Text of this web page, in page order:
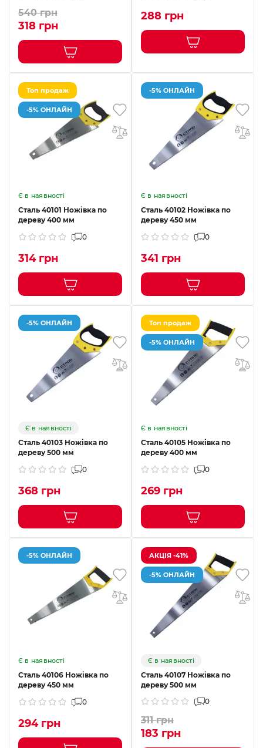
540 грн
318 грн
288 грн
Топ продаж
-5% ОНЛАЙН
Є в наявності
Сталь 40101 Ножівка по
дереву 400 мм
0
314 грн
-5% ОНЛАЙН
Є в наявності
Сталь 40102 Ножівка по
дереву 450 мм
0
341 грн
-5% ОНЛАЙН
Є в наявності
Сталь 40103 Ножівка по
дереву 500 мм
0
368 грн
Топ продаж
-5% ОНЛАЙН
Є в наявності
Сталь 40105 Ножівка по
дереву 400 мм
0
269 грн
-5% ОНЛАЙН
Є в наявності
Сталь 40106 Ножівка по
дереву 450 мм
0
294 грн
АКЦІЯ -41%
-5% ОНЛАЙН
Є в наявності
Сталь 40107 Ножівка по
дереву 500 мм
0
311 грн
183 грн